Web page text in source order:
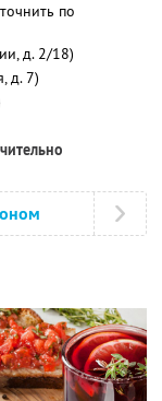
по
д. 2/18)
д. 7)